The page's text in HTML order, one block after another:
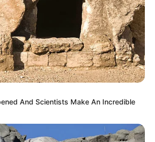
And Scientists Make An Incredible